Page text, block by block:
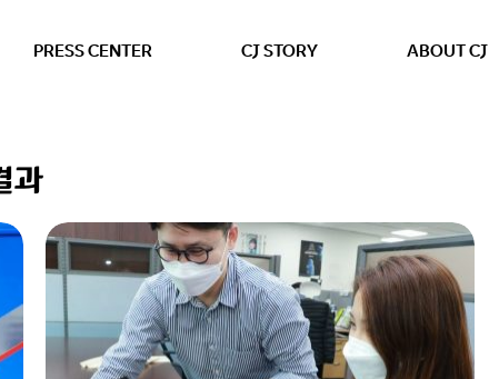
PRESS CENTER CJ STORY ABOUT CJ
과